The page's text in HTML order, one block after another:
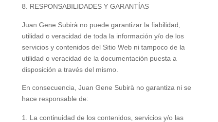
RESPONSABILIDADES Y GARANTÍAS
Juan Gene Subirà no puede garantizar la fiabilidad,
utilidad o veracidad de toda la información y/o de los
servicios y contenidos del Sitio Web ni tampoco de la
utilidad o veracidad de la documentación puesta a
disposición a través del mismo.
En consecuencia, Juan Gene Subirà no garantiza ni se
hace responsable de:
La continuidad de los contenidos, servicios y/o las